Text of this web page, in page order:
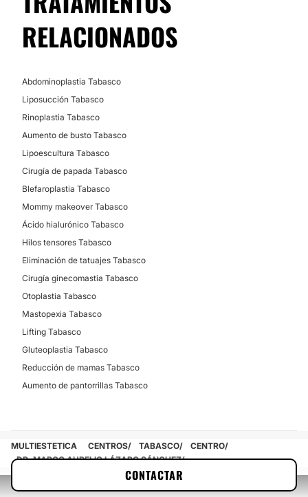
Braquioplastia
MEDICINA ESTÉTICA
Toxina botulínica
Láser CO2 Fraccionado
Rinomodelación
Eliminación estrías
Eliminación de cicatrices
Alopecia
Blefaroplastia sin cirugía
Criolipólisis
Lipólisis
TRATAMIENTOS DE BELLEZA
RELACIONADOS
Abdominoplastia Tabasco
Liposucción Tabasco
Rinoplastia Tabasco
Aumento de busto Tabasco
Lipoescultura Tabasco
Cirugía de papada Tabasco
Blefaroplastia Tabasco
Mommy makeover Tabasco
Ácido hialurónico Tabasco
Hilos tensores Tabasco
Eliminación de tatuajes Tabasco
Cirugía ginecomastia Tabasco
Otoplastia Tabasco
Mastopexia Tabasco
Lifting Tabasco
Gluteoplastia Tabasco
Reducción de mamas Tabasco
Aumento de pantorrillas Tabasco
CONTACTAR
MULTIESTETICA CENTROS TABASCO
CENTRO
DR. MARCO AURELIO LÁZARO SÁNCHEZ